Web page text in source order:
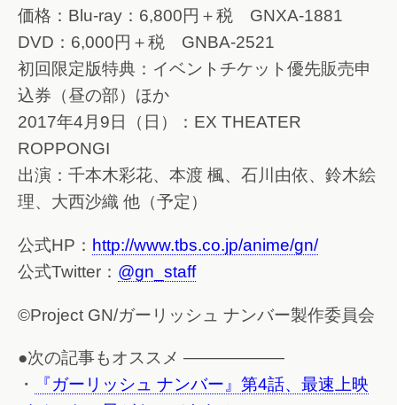
価格：Blu-ray：6,800円＋税 GNXA-1881
DVD：6,000円＋税 GNBA-2521
初回限定版特典：イベントチケット優先販売申
込券（昼の部）ほか
2017年4月9日（日）：EX THEATER
ROPPONGI
出演：千本木彩花、本渡 楓、石川由依、鈴木絵
理、大西沙織 他（予定）
公式HP： http://www.tbs.co.jp/anime/gn/
公式Twitter： @gn_staff
©Project GN/ガーリッシュ ナンバー製作委員会
●次の記事もオススメ ——————
・
『ガーリッシュ ナンバー』第4話、最速上映